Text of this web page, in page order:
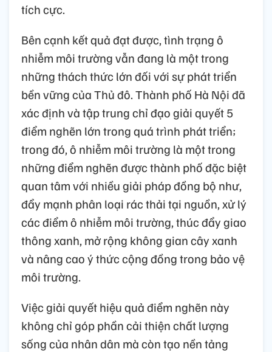
tích cực.
Bên cạnh kết quả đạt được, tình trạng ô
nhiễm môi trường vẫn đang là một trong
những thách thức lớn đối với sự phát triển
bền vững của Thủ đô. Thành phố Hà Nội đã
xác định và tập trung chỉ đạo giải quyết 5
điểm nghẽn lớn trong quá trình phát triển;
trong đó, ô nhiễm môi trường là một trong
những điểm nghẽn được thành phố đặc biệt
quan tâm với nhiều giải pháp đồng bộ như,
đẩy mạnh phân loại rác thải tại nguồn, xử lý
các điểm ô nhiễm môi trường, thúc đẩy giao
thông xanh, mở rộng không gian cây xanh
và nâng cao ý thức cộng đồng trong bảo vệ
môi trường.
Việc giải quyết hiệu quả điểm nghẽn này
không chỉ góp phần cải thiện chất lượng
sống của nhân dân mà còn tạo nền tảng